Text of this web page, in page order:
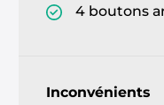
4 boutons
Inconvénients